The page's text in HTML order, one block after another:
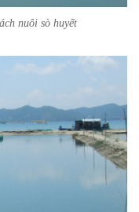
nuôi sò huyết